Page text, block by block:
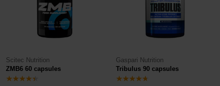
Scitec Nutrition
ZMB6 60 capsules
Gaspari Nutrition
Tribulus 90 capsules